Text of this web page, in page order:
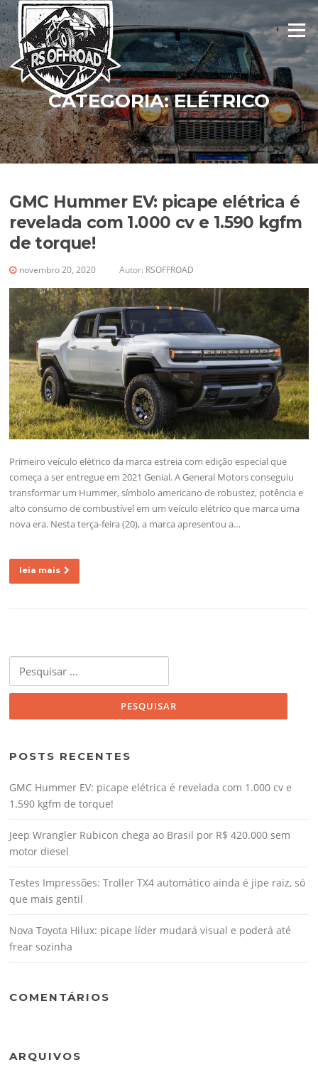
Pular
para
o
conteúdo
Menu
CATEGORIA:ELÉTRICO
GMC Hummer EV: picape elétrica é
revelada com 1.000 cv e 1.590 kgfm
de torque!
novembro 20, 2020 Autor: RSOFFROAD
Primeiro veículo elétrico da marca estreia com edição especial que
começa a ser entregue em 2021 Genial. A General Motors conseguiu
transformar um Hummer, símbolo americano de robustez, potência e
alto consumo de combustível em um veículo elétrico que marca uma
nova era. Nesta terça-feira (20), a marca apresentou a…
leia mais
por:
POSTS RECENTES
GMC Hummer EV: picape elétrica é revelada com 1.000 cv e
1.590 kgfm de torque!
Jeep Wrangler Rubicon chega ao Brasil por R$ 420.000 sem
motor diesel
Testes Impressões: Troller TX4 automático ainda é jipe raiz, só
que mais gentil
Nova Toyota Hilux: picape líder mudará visual e poderá até
frear sozinha
COMENTÁRIOS
ARQUIVOS